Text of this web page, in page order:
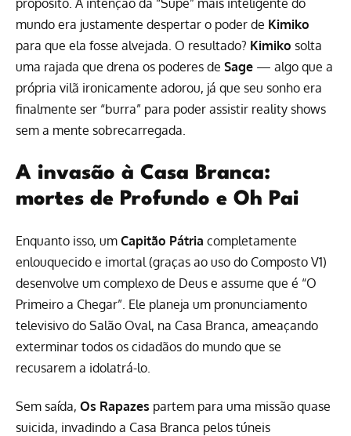
mundo era justamente despertar o poder de Kimiko
para que ela fosse alvejada. O resultado? Kimiko solta
uma rajada que drena os poderes de Sage — algo que a
própria vilã ironicamente adorou, já que seu sonho era
finalmente ser “burra” para poder assistir reality shows
sem a mente sobrecarregada.
A invasão à Casa Branca:
mortes de Profundo e Oh Pai
Enquanto isso, um Capitão Pátria completamente
enlouquecido e imortal (graças ao uso do Composto V1)
desenvolve um complexo de Deus e assume que é “O
Primeiro a Chegar”. Ele planeja um pronunciamento
televisivo do Salão Oval, na Casa Branca, ameaçando
exterminar todos os cidadãos do mundo que se
recusarem a idolatrá-lo.
Sem saída, Os Rapazes partem para uma missão quase
suicida, invadindo a Casa Branca pelos túneis